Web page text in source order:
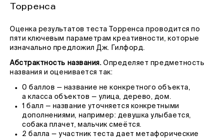
Торренса
Оценка результатов теста Торренса проводится по
пяти ключевым параметрам креативности, которые
изначально предложил Дж. Гилфорд.
Абстрактность названия. Определяет предметность
названия и оценивается так:
0 баллов — название не конкретного объекта,
а класса объектов — улица, дерево, дом.
1 балл — название уточняется конкретными
дополнениями, например: девушка улыбается,
собака плачет, мальчик смеётся.
2 балла — участник теста дает метафорические